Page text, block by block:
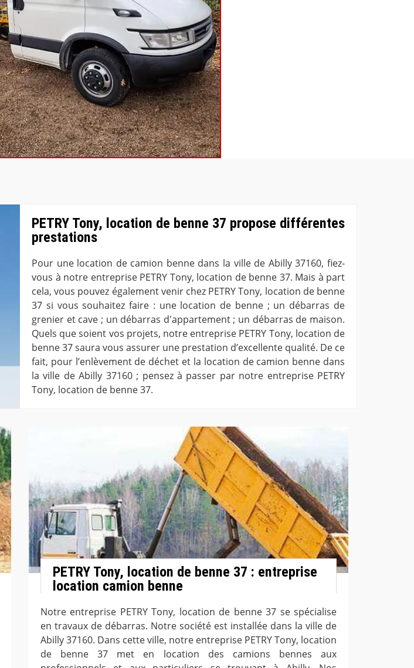
PETRY Tony, location de benne 37 propose différentes
prestations
Pour une location de camion benne dans la ville de Abilly 37160, fiez-
vous à notre entreprise PETRY Tony, location de benne 37. Mais à part
cela, vous pouvez également venir chez PETRY Tony, location de benne
37 si vous souhaitez faire : une location de benne ; un débarras de
grenier et cave ; un débarras d'appartement ; un débarras de maison.
Quels que soient vos projets, notre entreprise PETRY Tony, location de
benne 37 saura vous assurer une prestation d’excellente qualité. De ce
fait, pour l’enlèvement de déchet et la location de camion benne dans
la ville de Abilly 37160 ; pensez à passer par notre entreprise PETRY
Tony, location de benne 37.
PETRY Tony, location de benne 37 : entreprise
location camion benne
Notre entreprise PETRY Tony, location de benne 37 se spécialise
en travaux de débarras. Notre société est installée dans la ville de
Abilly 37160. Dans cette ville, notre entreprise PETRY Tony, location
de benne 37 met en location des camions bennes aux